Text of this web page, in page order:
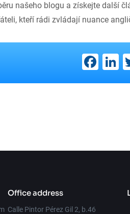
našeho blogu a získejte další
kteří rádi zvládají nuance
Office address
Calle Pintor Pérez Gil 2, b.46